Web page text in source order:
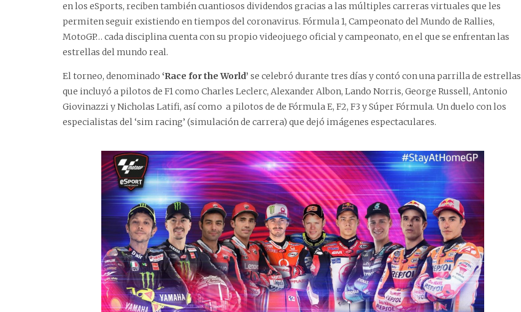
en los eSports, reciben también cuantiosos dividendos gracias a las múltiples carreras virtuales que les
permiten seguir existiendo en tiempos del coronavirus. Fórmula 1, Campeonato del Mundo de Rallies,
MotoGP… cada disciplina cuenta con su propio videojuego oficial y campeonato, en el que se enfrentan las
estrellas del mundo real.
El torneo, denominado ‘Race for the World’ se celebró durante tres días y contó con una parrilla de estrellas
que incluyó a pilotos de F1 como Charles Leclerc, Alexander Albon, Lando Norris, George Russell, Antonio
Giovinazzi y Nicholas Latifi, así como a pilotos de de Fórmula E, F2, F3 y Súper Fórmula. Un duelo con los
especialistas del ‘sim racing’ (simulación de carrera) que dejó imágenes espectaculares.